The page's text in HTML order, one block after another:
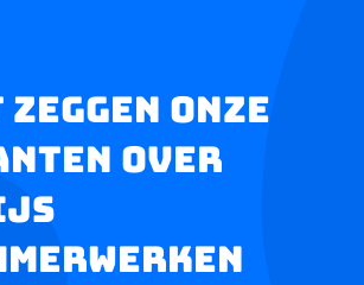
ONZE
OVER